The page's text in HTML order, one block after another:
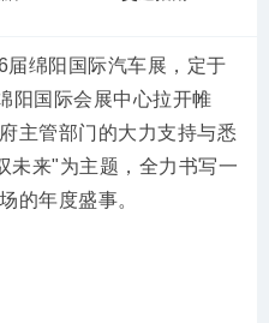
届绵阳国际汽车展，定于
阳国际会展中心拉开帷
主管部门的大力支持与悉
未来"为主题，全力书写一
的年度盛事。